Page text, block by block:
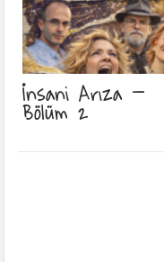
İnsani Arıza –
Bölüm 2